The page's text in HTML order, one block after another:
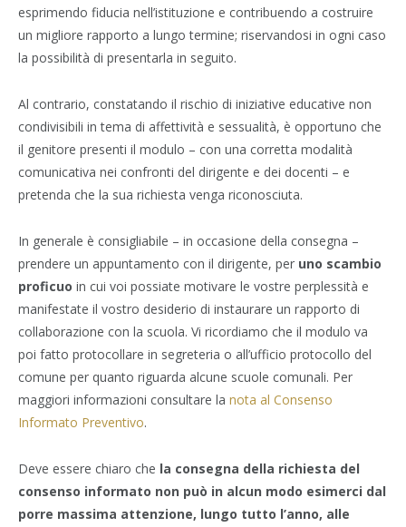
esprimendo fiducia nell’istituzione e contribuendo a costruire
un migliore rapporto a lungo termine; riservandosi in ogni caso
la possibilità di presentarla in seguito.
Al contrario, constatando il rischio di iniziative educative non
condivisibili in tema di affettività e sessualità, è opportuno che
il genitore presenti il modulo – con una corretta modalità
comunicativa nei confronti del dirigente e dei docenti – e
pretenda che la sua richiesta venga riconosciuta.
In generale è consigliabile – in occasione della consegna –
prendere un appuntamento con il dirigente, per uno scambio
proficuo in cui voi possiate motivare le vostre perplessità e
manifestate il vostro desiderio di instaurare un rapporto di
collaborazione con la scuola. Vi ricordiamo che il modulo va
poi fatto protocollare in segreteria o all’ufficio protocollo del
comune per quanto riguarda alcune scuole comunali. Per
maggiori informazioni consultare la nota al Consenso
Informato Preventivo.
Deve essere chiaro che la consegna della richiesta del
consenso informato non può in alcun modo esimerci dal
porre massima attenzione, lungo tutto l’anno, alle